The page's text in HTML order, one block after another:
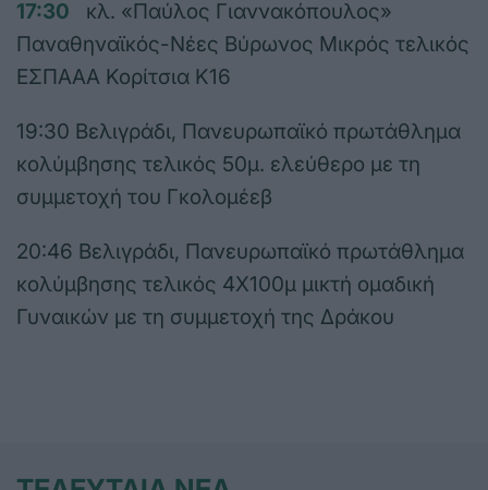
17:30
κλ. «Παύλος Γιαννακόπουλος»
Παναθηναϊκός-Νέες Βύρωνος Μικρός τελικός
ΕΣΠΑΑΑ Κορίτσια Κ16
19:30 Βελιγράδι, Πανευρωπαϊκό πρωτάθλημα
κολύμβησης τελικός 50μ. ελεύθερο με τη
συμμετοχή του Γκολομέεβ
20:46 Βελιγράδι, Πανευρωπαϊκό πρωτάθλημα
κολύμβησης τελικός 4Χ100μ μικτή ομαδική
Γυναικών με τη συμμετοχή της Δράκου